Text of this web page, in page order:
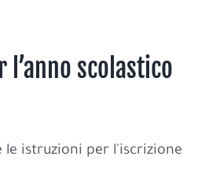
l’anno scolastico
le istruzioni per l'iscrizione